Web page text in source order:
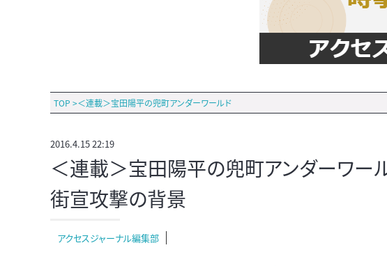
TOP >＜連載＞宝田陽平の兜町アンダーワールド
2016.4.15 22:19
＜連載＞宝田陽平の兜町アンダーワール
街宣攻撃の背景
アクセスジャーナル編集部